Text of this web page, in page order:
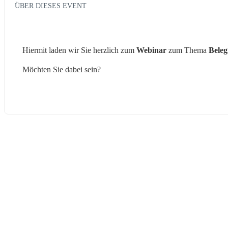
ÜBER DIESES EVENT
Hiermit laden wir Sie herzlich zum Webinar zum Thema
Möchten Sie dabei sein?